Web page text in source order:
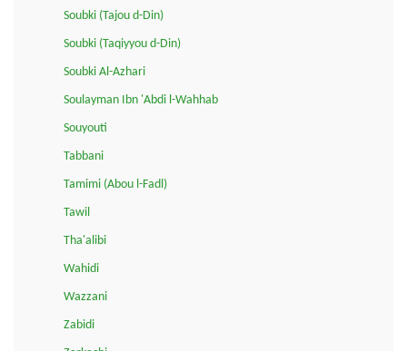
Soubki (Tajou d-Din)
Soubki (Taqiyyou d-Din)
Soubki Al-Azhari
Soulayman Ibn 'Abdi l-Wahhab
Souyouti
Tabbani
Tamimi (Abou l-Fadl)
Tawil
Tha'alibi
Wahidi
Wazzani
Zabidi